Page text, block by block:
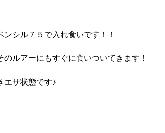
シル７５で入れ食いです！！
ルアーにもすぐに食いついてきます！
エサ状態です♪